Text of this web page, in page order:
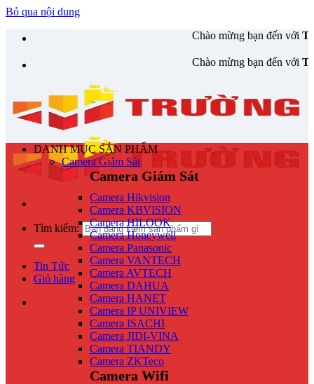
Bỏ qua nội dung
Chào mừng bạn đến vớiTrường Thịnh
Chào mừng bạn đến vớiTrường Thịnh
Tìm kiếm:
Tin Tức
Giỏ hàng
DANH MỤC SẢN PHẨM
Camera Giám Sát
Camera Giám Sát
Camera Hikvision
Camera KBVISION
Camera HILOOK
Camera Honeywell
Camera Panasonic
Camera VANTECH
Camera AVTECH
Camera DAHUA
Camera HANET
Camera IP UNIVIEW
Camera ISACHI
Camera JIDI-VINA
Camera TIANDY
Camera ZKTeco
Camera Wifi